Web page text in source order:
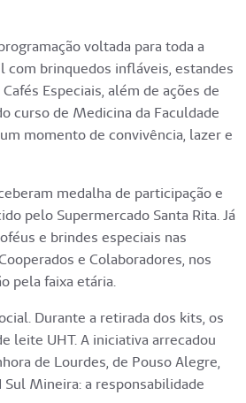
voltada para toda a
com brinquedos infláveis, estandes
Especiais, além de ações de
curso de Medicina da Faculdade
momento de convivência, lazer e
medalha de participação e
pelo Supermercado Santa Rita. Já
e brindes especiais nas
e Colaboradores, nos
pela faixa etária.
Durante a retirada dos kits, os
leite UHT. A iniciativa arrecadou
de Lourdes, de Pouso Alegre,
Mineira: a responsabilidade